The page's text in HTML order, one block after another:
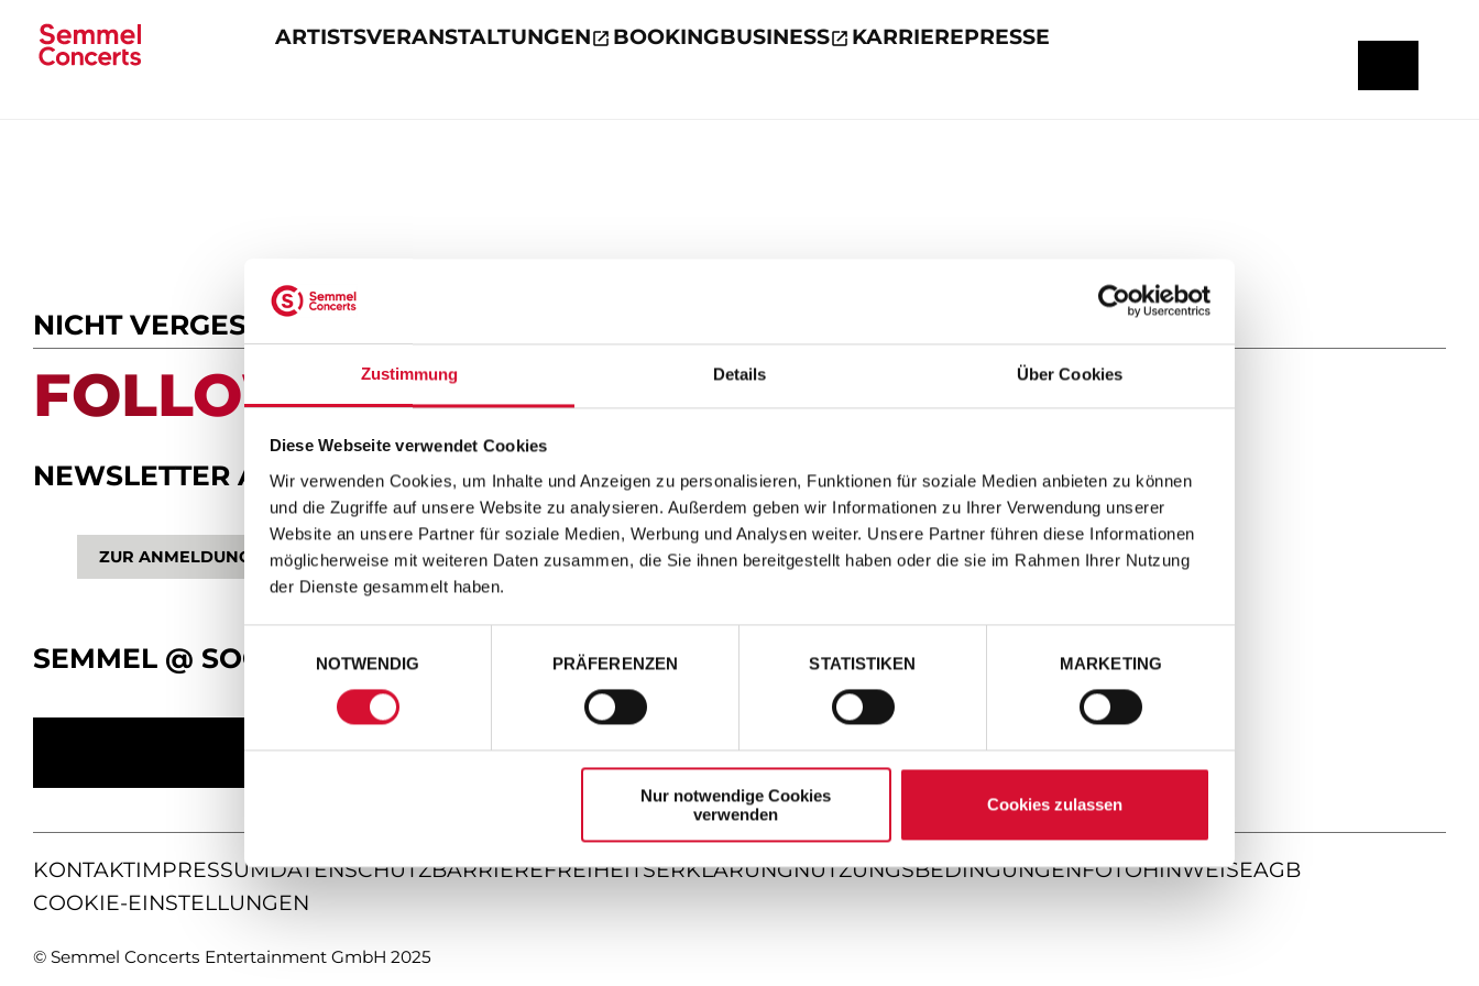
Zustimmung Details Über Cookies
Diese Webseite verwendet Cookies
Wir verwenden Cookies, um Inhalte und Anzeigen zu personalisieren, Funktionen für soziale Medien anbieten zu können
und die Zugriffe auf unsere Website zu analysieren. Außerdem geben wir Informationen zu Ihrer Verwendung unserer
Website an unsere Partner für soziale Medien, Werbung und Analysen weiter. Unsere Partner führen diese Informationen
möglicherweise mit weiteren Daten zusammen, die Sie ihnen bereitgestellt haben oder die sie im Rahmen Ihrer Nutzung
der Dienste gesammelt haben.
NOTWENDIG
PRÄFERENZEN STATISTIKEN MARKETING
Nur notwendige Cookies
verwenden
Cookies zulassen
ARTISTSVERANSTALTUNGEN BOOKINGBUSINESS KARRIEREPRESSE
NICHT VERGESSEN
FOLLOW US.
NEWSLETTER ABONNIEREN
ZUR ANMELDUNG
SEMMEL @ SOCIAL MEDIA
KONTAKTIMPRESSUMDATENSCHUTZBARRIEREFREIHEITSERKLÄRUNGNUTZUNGSBEDINGUNGENFOTOHINWEISEAGB
COOKIE-EINSTELLUNGEN
© Semmel Concerts Entertainment GmbH 2025